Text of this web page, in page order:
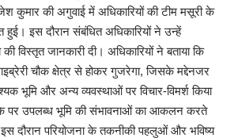
कुमार की अगुवाई में अधिकारियों की टीम मसूरी के
हुई। इस दौरान संबंधित अधिकारियों ने उन्हें
की विस्तृत जानकारी दी। अधिकारियों ने बताया कि
चौक क्षेत्र से होकर गुजरेगा, जिसके मद्देनजर
भूमि और अन्य व्यवस्थाओं पर विचार-विमर्श किया
पर उपलब्ध भूमि की संभावनाओं का आकलन करते
दौरान परियोजना के तकनीकी पहलुओं और भविष्य